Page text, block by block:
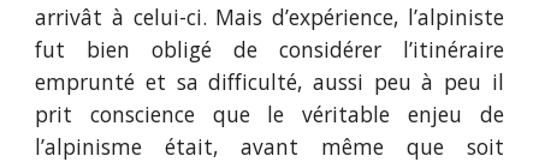
arrivât à celui-ci. Mais d’expérience, l’alpiniste
fut bien obligé de considérer l’itinéraire
emprunté et sa difficulté, aussi peu à peu il
prit conscience que le véritable enjeu de
l’alpinisme était, avant même que soit